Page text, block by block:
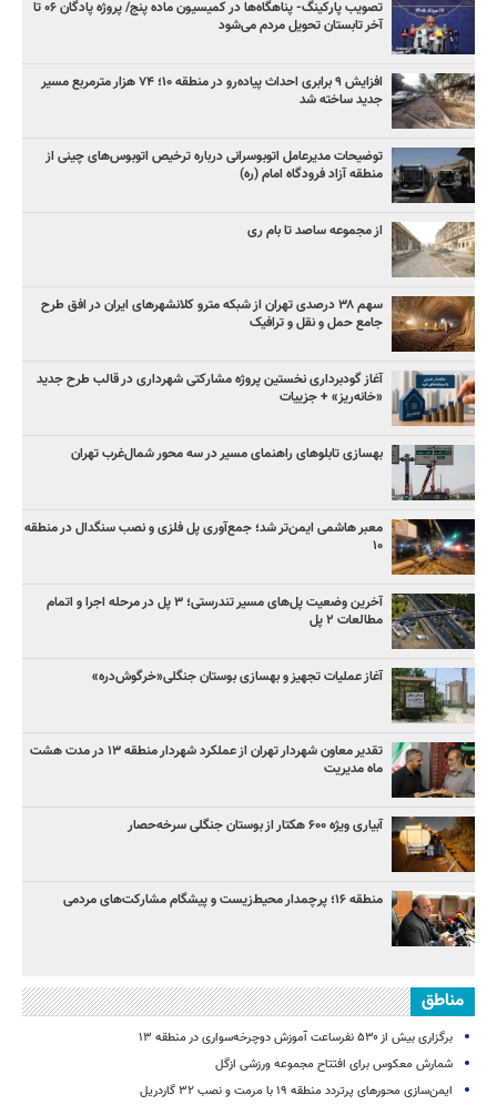
تصویب پارکینگ- پناهگاه‌ها در کمیسیون ماده پنج/ پروژه پادگان ۰۶ تا
آخر تابستان تحویل مردم می‌شود
افزایش ۹ برابری احداث پیاده‌رو در منطقه ۱۰؛ ۷۴ هزار مترمربع مسیر
جدید ساخته شد
توضیحات مدیرعامل اتوبوسرانی درباره ترخیص اتوبوس‌های چینی از
منطقه آزاد فرودگاه امام (ره)
از مجموعه ساصد تا بام ری
سهم ۳۸ درصدی تهران از شبکه مترو کلانشهرهای ایران در افق طرح
جامع حمل و نقل و ترافیک
آغاز گودبرداری نخستین پروژه مشارکتی شهرداری در قالب طرح جدید
«خانه‌ریز» + جزییات
بهسازی تابلوهای راهنمای مسیر در سه محور شمال‌غرب تهران
معبر هاشمی ایمن‌تر شد؛ جمع‌آوری پل فلزی و نصب سنگدال در منطقه
۱۰
آخرین وضعیت پل‌های مسیر تندرستی؛ ۳ پل در مرحله اجرا و اتمام
مطالعات ۲ پل
آغاز عملیات تجهیز و بهسازی بوستان جنگلی«خرگوش‌دره»
تقدیر معاون شهردار تهران از عملکرد شهردار منطقه ۱۳ در مدت هشت
ماه مدیریت
آبیاری ویژه ۶۰۰ هکتار از بوستان جنگلی سرخه‌حصار
منطقه ۱۶؛ پرچمدار محیط‌زیست و پیشگام مشارکت‌های مردمی
مناطق
برگزاری بیش از ۵۳۰ نفرساعت آموزش دوچرخه‌سواری در منطقه ۱۳
شمارش معکوس برای افتتاح مجموعه ورزشی ازگل
ایمن‌سازی محورهای پرتردد منطقه ۱۹ با مرمت و نصب ۳۲ گاردریل